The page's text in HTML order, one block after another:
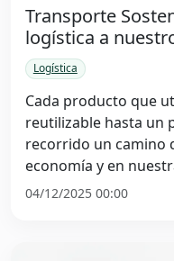
Transporte
logística a
Logística
Cada producto que
reutilizable hasta un
recorrido un camino
economía y en
04/12/2025 00:00